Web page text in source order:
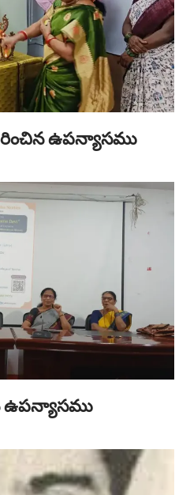
ఉపన్యాసము
ఉపన్యాసము